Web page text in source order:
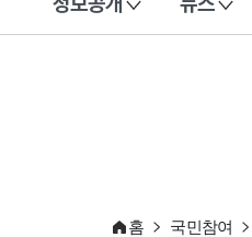
이 누리집은 대한민국 공식 전자
홈 국민참여